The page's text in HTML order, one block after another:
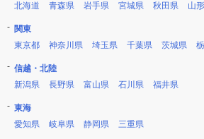
北海道
青森県 岩手県 宮城県 秋田県 山
関東
東京都
神奈川県 埼玉県 千葉県 茨城県
信越・北陸
新潟県
長野県 富山県 石川県 福井県
東海
愛知県
岐阜県 静岡県 三重県